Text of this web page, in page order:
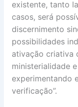
existente, tanto
casos, será
discernimento
possibilidades
ativação criativa
ministerialidade
experimentando
verificação”.